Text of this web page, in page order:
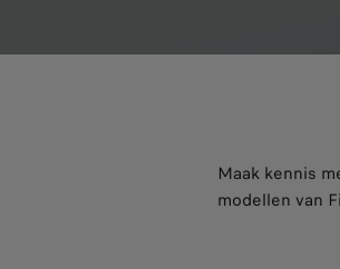
Maak kennis
modellen van